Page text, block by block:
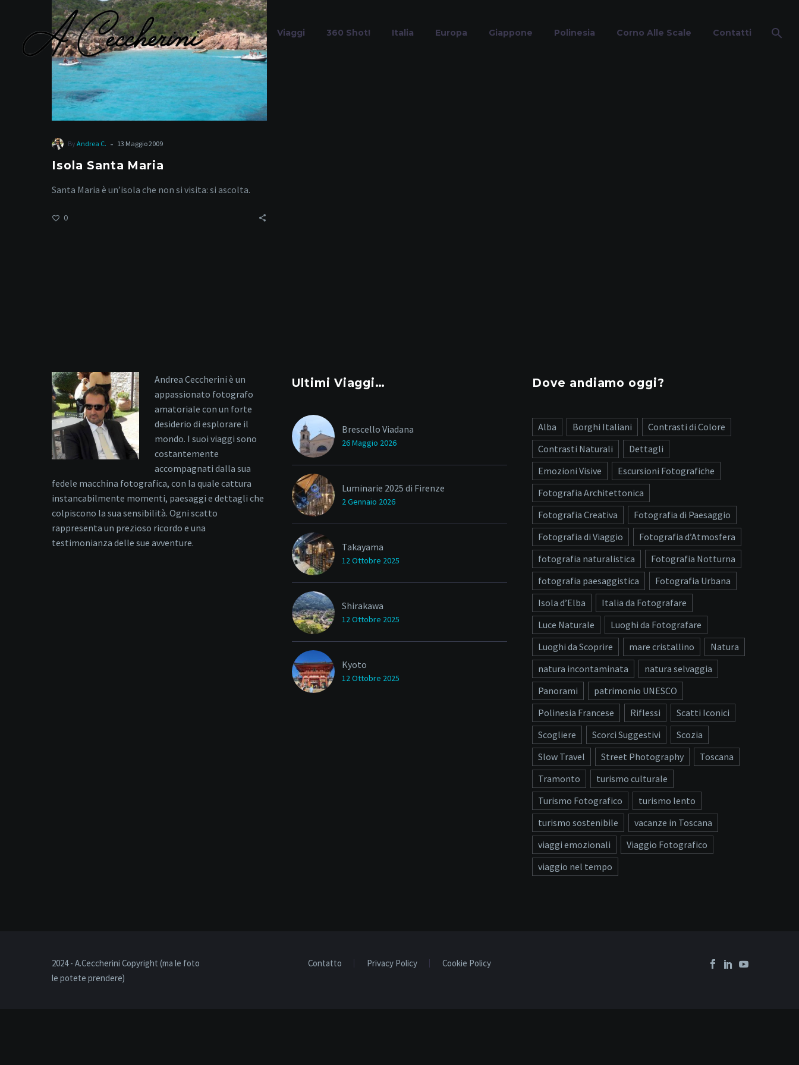
Viaggi 360 Shot! Italia Europa Giappone Polinesia Corno Alle Scale Contatti
Sardegna del nord
By Andrea C. - 13 Maggio 2009
Isola Santa Maria
Santa Maria è un’isola che non si visita: si ascolta.
0
Andrea Ceccherini è un
appassionato fotografo
amatoriale con un forte
desiderio di esplorare il
mondo. I suoi viaggi sono
costantemente
accompagnati dalla sua
fedele macchina fotografica, con la quale cattura
instancabilmente momenti, paesaggi e dettagli che
colpiscono la sua sensibilità. Ogni scatto
rappresenta un prezioso ricordo e una
testimonianza delle sue avventure.
Ultimi Viaggi…
Brescello Viadana
26 Maggio 2026
Luminarie 2025 di Firenze
2 Gennaio 2026
Takayama
12 Ottobre 2025
Shirakawa
12 Ottobre 2025
Kyoto
12 Ottobre 2025
Dove andiamo oggi?
Alba Borghi Italiani
Contrasti di Colore
Contrasti Naturali
Dettagli
Emozioni Visive
Escursioni Fotografiche
Fotografia Architettonica
Fotografia Creativa
Fotografia di Paesaggio
Fotografia di Viaggio
Fotografia d’Atmosfera
fotografia naturalistica
Fotografia Notturna
fotografia paesaggistica
Fotografia Urbana
Isola d’Elba
Italia da Fotografare
Luce Naturale
Luoghi da Fotografare
Luoghi da Scoprire
mare cristallino
Natura
natura incontaminata
natura selvaggia
Panorami
patrimonio UNESCO
Polinesia Francese
Riflessi
Scatti Iconici
Scogliere
Scorci Suggestivi
Scozia
Slow Travel
Street Photography
Toscana
Tramonto
turismo culturale
Turismo Fotografico
turismo lento
turismo sostenibile
vacanze in Toscana
viaggi emozionali
Viaggio Fotografico
viaggio nel tempo
Contatto Privacy Policy Cookie Policy
2024 - A.Ceccherini Copyright (ma le foto
le potete prendere)